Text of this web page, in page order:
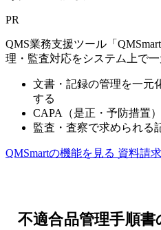
PR
QMS業務支援ツール「
理・監査対応をシステム上で一
文書・記録の管理を一元
する
CAPA（是正・予防措置
監査・査察で求められる
QMSmartの機能を見る 資料請
不適合品管理手順